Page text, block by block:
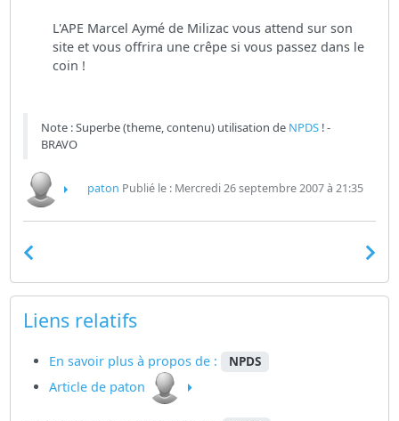
L'APE Marcel Aymé de Milizac vous attend sur son
site et vous offrira une crêpe si vous passez dans le
coin !
Note : Superbe (theme, contenu) utilisation de NPDS! -
BRAVO
paton Publié le : Mercredi 26 septembre 2007 à 21:35
Liens relatifs
En savoir plus à propos de : NPDS
Article de paton